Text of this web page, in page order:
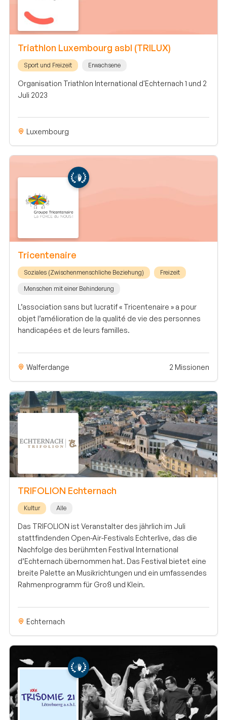
Triathlon Luxembourg asbl (TRILUX)
Sport und Freizeit Erwachsene
Organisation Triathlon International d'Echternach 1 und 2
Juli 2023
Luxembourg
Tricentenaire
Soziales (Zwischenmenschliche Beziehung) Freizeit
Menschen mit einer Behinderung
L’association sans but lucratif « Tricentenaire » a pour
objet l’amélioration de la qualité de vie des personnes
handicapées et de leurs familles.
Walferdange 2 Missionen
TRIFOLION Echternach
Kultur Alle
Das TRIFOLION ist Veranstalter des jährlich im Juli
stattfindenden Open-Air-Festivals Echterlive, das die
Nachfolge des berühmten Festival International
d’Echternach übernommen hat. Das Festival bietet eine
breite Palette an Musikrichtungen und ein umfassendes
Rahmenprogramm für Groß und Klein.
Echternach